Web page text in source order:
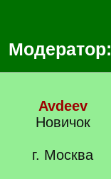
Модератор:
Avdeev
Новичок
г. Москва